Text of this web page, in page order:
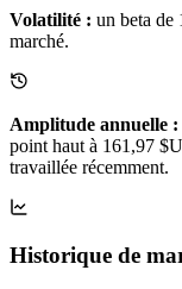
Volatilité : un beta de
marché.
Amplitude annuelle :
point haut à 161,97
travaillée récemment.
Historique de